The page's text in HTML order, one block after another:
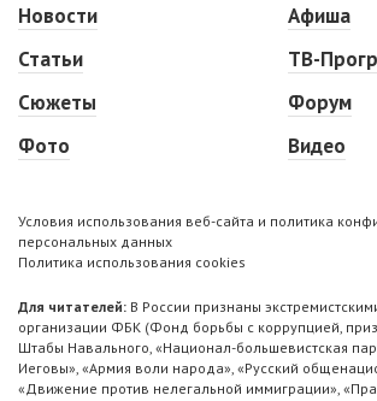
Новости
Статьи
Сюжеты
Фото
Афиша
ТВ-
Форум
Видео
Условия использования веб-сайта и политика
персональных данных
Политика использования cookies
Для читателей: В России признаны
организации ФБК (Фонд борьбы с коррупцией,
Штабы Навального, «Национал-большевистская
Иеговы», «Армия воли народа», «Русский
«Движение против нелегальной иммиграции»,